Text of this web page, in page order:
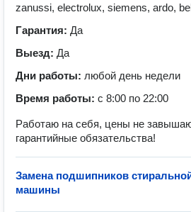
zanussi, electrolux, siemens, ardo,
Гарантия: Да
Выезд: Да
Дни работы: любой день недели
Время работы: с 8:00 по 22:00
Работаю на себя, цены не
гарантийные обязательства!
Замена подшипников
машины